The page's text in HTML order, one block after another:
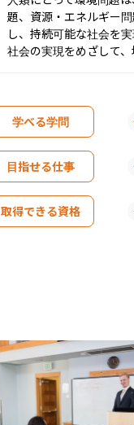
題、資源・エネルギー
し、持続可能な社会を
社会の実現をめざして
学べる学問
目指せる仕事
取得できる資格